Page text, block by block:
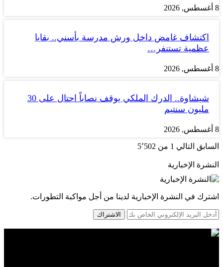
8 أغسطس, 2026
اكتشاف غامض داخل ورش مدرسة بأسني.. بقايا
عظمية تستنفر…
8 أغسطس, 2026
شيشاوة.. الدرك الملكي يوقف نصاباً احتال على 30
مليون سنتيم
8 أغسطس, 2026
السابق التالي 1 من 5٬502
النشرة الإخبارية
اشترك في النشرة الإخبارية لدينا من أجل مواكبة التطورات.
الاشتراك